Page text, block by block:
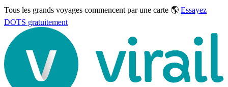
Tous les grands voyages commencent par une carte 🌎 Essayez
DOTS gratuitement